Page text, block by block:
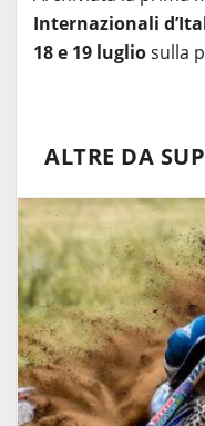
Internazionali
18 e 19 lugliosulla
ALTRE DA